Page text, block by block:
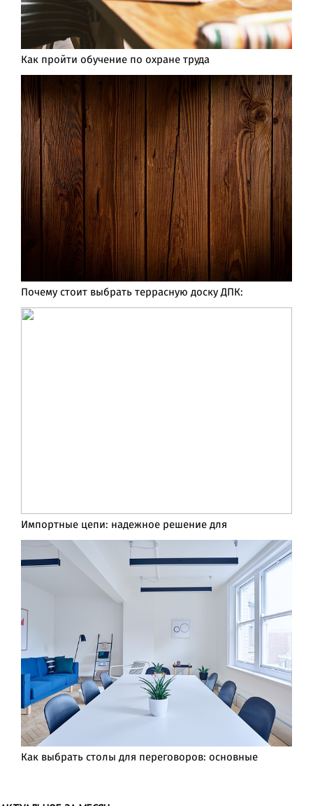
Как пройти обучение по охране труда
Почему стоит выбрать террасную доску ДПК:
Импортные цепи: надежное решение для
Как выбрать столы для переговоров: основные